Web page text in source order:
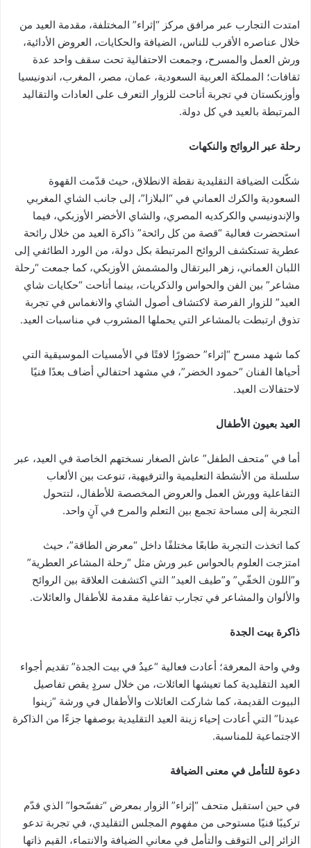
امتدت التجارب عبر مرافق مركز “إثراء” المختلفة، مقدمة العيد من
خلال عناصره الأقرب للناس، الضيافة والحكايات، العروض الأدائية،
ورش العمل والمسرح، وجمعت الاحتفالية تحت سقف واحد عدة
ثقافات؛ المملكة العربية السعودية، عمان، مصر، المغرب، اندونيسيا
وأوزبكستان في تجربة أتاحت للزوار التعرف على العادات والتقاليد
المرتبطة بالعيد في كل دولة.
رحلة عبر الروائح والنكهات
شكّلت الضيافة التقليدية نقطة الانطلاق، حيث قدّمت القهوة
السعودية والكرك العماني في “البلازا”، إلى جانب الشاي المغربي
والإندونيسي والكركديه المصري، والشاي الأخضر الأوزبكي، فيما
استحضرت فعالية “قصة من كل رائحة” ذاكرة العيد من خلال رائحة
عطرية تستكشف الروائح المرتبطة بكل دولة، من الورد الطائفي إلى
اللبان العماني، زهر البرتقال والمشمش الأوزبكي، كما جمعت “رحلة
مشاعر” بين الفن والحواس والذكريات، بينما أتاحت “حكايات شاي
العيد” للزوار الفرصة لاكتشاف أصول الشاي والانغماس في تجربة
تذوق ارتبطت بالمشاعر التي يحملها المشروب في مناسبات العيد.
كما شهد مسرح “إثراء” حضورًا لافتًا في الأمسيات الموسيقية التي
أحياها الفنان “حمود الخضر”، في مشهد احتفالي أضاف بعدًا فنيًا
لاحتفالات العيد.
العيد بعيون الأطفال
أما في “متحف الطفل” عاش الصغار نسختهم الخاصة في العيد، عبر
سلسلة من الأنشطة التعليمية والترفيهية، تنوعت بين الألعاب
التفاعلية وورش العمل والعروض المخصصة للأطفال، لتتحول
التجربة إلى مساحة تجمع بين التعلم والمرح في آنٍ واحد.
كما اتخذت التجربة طابعًا مختلفًا داخل “معرض الطاقة”، حيث
امتزجت العلوم بالحواس عبر ورش مثل “رحلة المشاعر العطرية”
و”اللون الخفّي” و”طيف العيد” التي اكتشفت العلاقة بين الروائح
والألوان والمشاعر في تجارب تفاعلية مقدمة للأطفال والعائلات.
ذاكرة بيت الجدة
وفي واحة المعرفة؛ أعادت فعالية “عيدٌ في بيت الجدة” تقديم أجواء
العيد التقليدية كما تعيشها العائلات، من خلال سردٍ يقص تفاصيل
البيوت القديمة، كما شاركت العائلات والأطفال في ورشة “زينوا
عيدنا” التي أعادت إحياء زينة العيد التقليدية بوصفها جزءًا من الذاكرة
الاجتماعية للمناسبة.
دعوة للتأمل في معنى الضيافة
في حين استقبل متحف “إثراء” الزوار بمعرض “تفسّحوا” الذي قدّم
تركيبًا فنيًا مستوحى من مفهوم المجلس التقليدي، في تجربة تدعو
الزائر إلى التوقف والتأمل في معاني الضيافة والانتماء، القيم ذاتها